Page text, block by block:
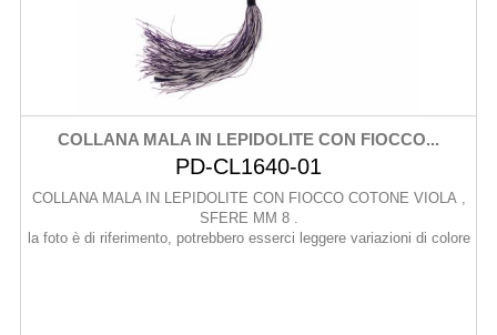
COLLANA MALA IN LEPIDOLITE CON FIOCCO...
PD-CL1640-01
COLLANA MALA IN LEPIDOLITE CON FIOCCO COTONE VIOLA ,
SFERE MM 8 .
la foto è di riferimento, potrebbero esserci leggere variazioni di colore